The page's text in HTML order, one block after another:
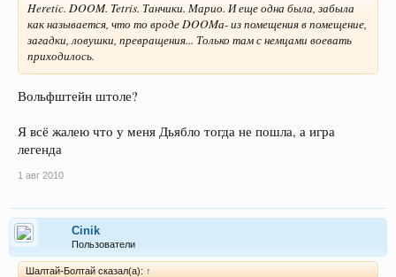
Heretic. DOOM. Tetris. Танчики. Марио. И еще одна была, забыла
как называется, что то вроде DOOMа- из помещения в помещение,
загадки, ловушки, превращения... Только там с немцами воевать
приходилось.
Вольфштейн штоле?
Я всё жалею что у меня Дьябло тогда не пошла, а игра
легенда
1 авг 2010
Cinik
Пользователи
Шалтай-Болтай сказал(а): ↑